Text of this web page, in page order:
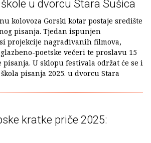
u dvorcu Stara Sušica
kolovoza Gorski kotar postaje središte
pisanja. Tjedan ispunjen
projekcije nagrađivanih filmova,
poetske večeri te proslavu 15
pisanja. U sklopu festivala održat će se i
pisanja 2025. u dvorcu Stara
kratke priče 2025: